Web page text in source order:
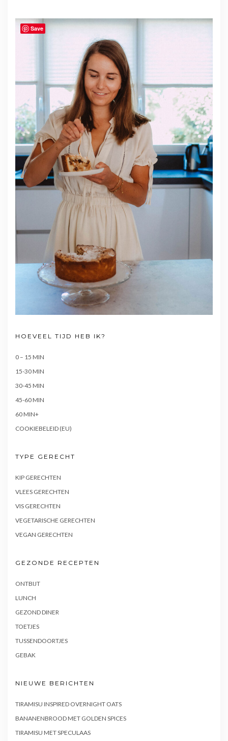
HOEVEEL TIJD HEB IK?
0 – 15 MIN
15-30 MIN
30-45 MIN
45-60 MIN
60 MIN+
COOKIEBELEID (EU)
TYPE GERECHT
KIP GERECHTEN
VLEES GERECHTEN
VIS GERECHTEN
VEGETARISCHE GERECHTEN
VEGAN GERECHTEN
GEZONDE RECEPTEN
ONTBIJT
LUNCH
GEZOND DINER
TOETJES
TUSSENDOORTJES
GEBAK
NIEUWE BERICHTEN
TIRAMISU INSPIRED OVERNIGHT OATS
BANANENBROOD MET GOLDEN SPICES
TIRAMISU MET SPECULAAS
Save